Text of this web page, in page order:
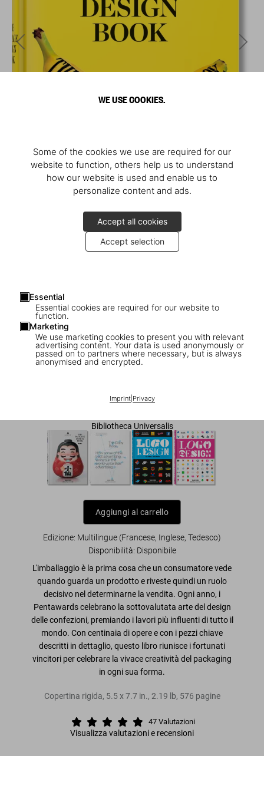
WE USE COOKIES.
Some of the cookies we use are required for our
website to function, others help us to understand
how our website is used and enable us to
personalize content and ads.
Accept all cookies
Accept selection
Essential
Essential cookies are required for our website to
function.
Marketing
We use marketing cookies to present you with relevant
advertising content. Your data is used anonymously or
passed on to partners where necessary, but is always
anonymised and encrypted.
Imprint| Privacy
1/7
US$ 25
Bibliotheca Universalis
Aggiungi al carrello
Edizione: Multilingue (Francese, Inglese, Tedesco)
Disponibilità: Disponibile
L'imballaggio è la prima cosa che un consumatore vede
quando guarda un prodotto e riveste quindi un ruolo
decisivo nel determinarne la vendita. Ogni anno, i
Pentawards celebrano la sottovalutata arte del design
delle confezioni, premiando i lavori più influenti di tutto il
mondo. Con centinaia di opere e con i pezzi chiave
descritti in dettaglio, questo libro riunisce i fortunati
vincitori per celebrare la vivace creatività del packaging
in ogni sua forma.
Copertina rigida, 5.5x7.7 in., 2.19 lb, 576 pagine
47 Valutazioni
Visualizza valutazioni e recensioni